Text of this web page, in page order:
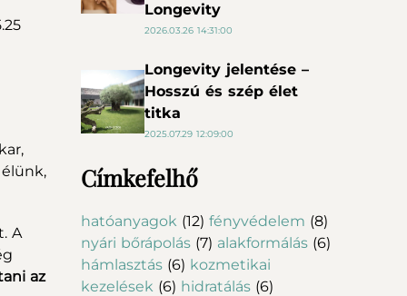
A
az
Longevity
2026.03.26 14:31:00
Longevity jelentése –
Hosszú és szép élet
titka
2025.07.29 12:09:00
Címkefelhő
hatóanyagok (12) fényvédelem (8)
nyári bőrápolás (7) alakformálás (6)
hámlasztás (6) kozmetikai
kezelések (6) hidratálás (6)